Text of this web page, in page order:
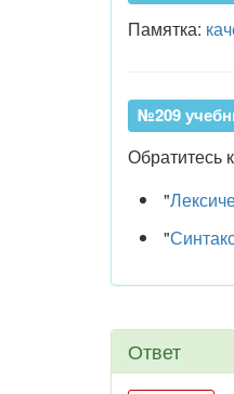
Памятка:
№209
Обратитесь
"
"
Ответ